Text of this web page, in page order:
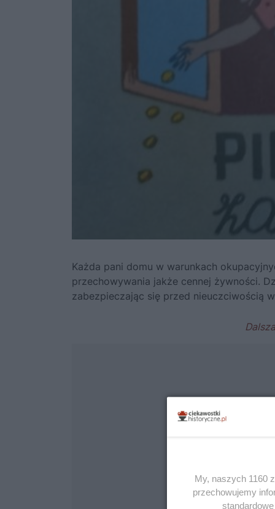
Każda pani domu w warunkach
przechowywania jakże cennej żywności.
zabezpieczając się przed nieuczciwością
My, naszych 1160
przechowujemy